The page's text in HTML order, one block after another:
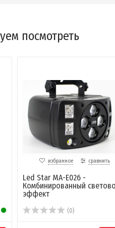
посмотреть
избранное сравнить
Led Star MA-E026 -
Комбинированный
эффект
(0)